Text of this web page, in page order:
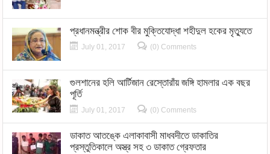
প্রধানমন্ত্রীর শোক বীর মুক্তিযোদ্ধা শহীদুল হকের মৃত্যুতে
July 01, 2017 (0) Comments
গুলশানের হলি আর্টিজান রেস্তোরাঁয় জঙ্গি হামলার এক বছর
পূর্তি
July 01, 2017 (0) Comments
ডাকাত আতঙ্কে এলাকাবাসী মাধবদীতে ডাকাতির
প্রস্তুতিকালে অস্ত্র সহ ৩ ডাকাত গ্রেফতার